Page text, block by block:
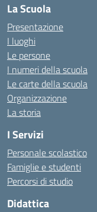
La Scuola
Presentazione
I luoghi
Le persone
I numeri della scuola
Le carte della scuola
Organizzazione
La storia
I Servizi
Personale scolastico
Famiglie e studenti
Percorsi di studio
Didattica